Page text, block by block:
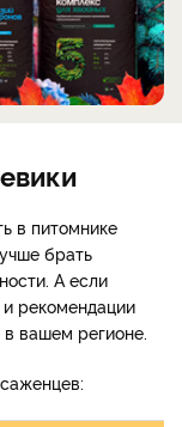
в питомнике
брать
А если
и рекомендации
вашем регионе.